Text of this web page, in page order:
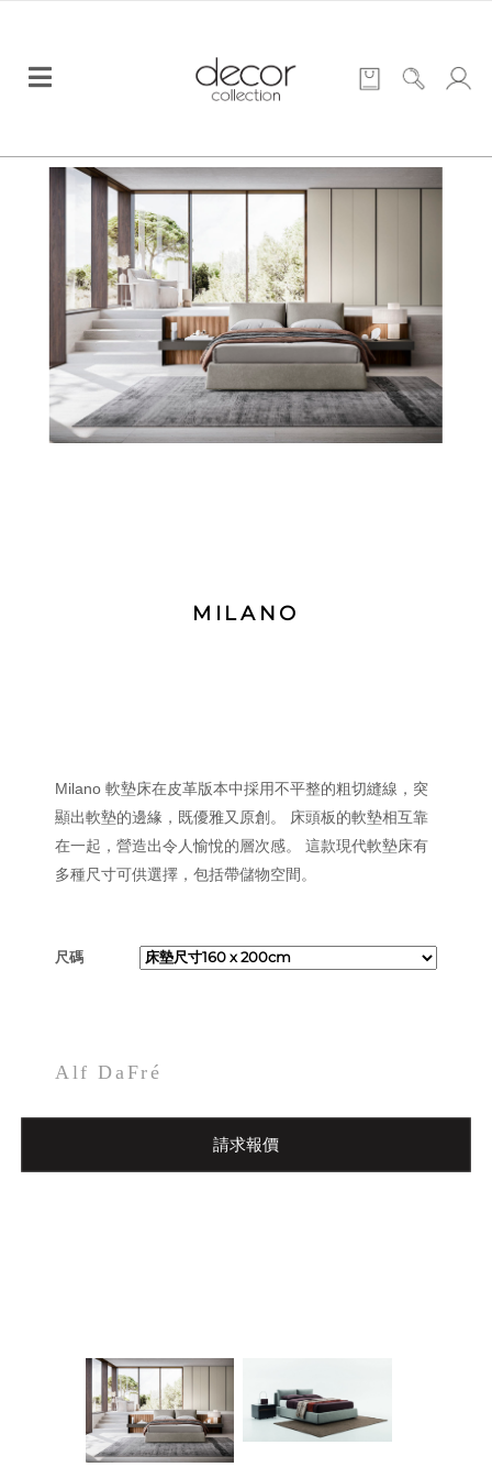
MILANO
Milano 軟墊床在皮革版本中採用不平整的粗切縫線，突
顯出軟墊的邊緣，既優雅又原創。 床頭板的軟墊相互靠
在一起，營造出令人愉悅的層次感。 這款現代軟墊床有
多種尺寸可供選擇，包括帶儲物空間。
尺碼
Alf DaFré